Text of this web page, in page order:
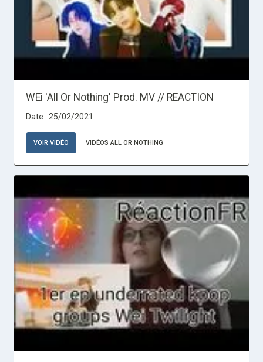
WEi 'All Or Nothing' Prod. MV // REACTION
Date : 25/02/2021
VOIR VIDÉO VIDÉOS ALL OR NOTHING